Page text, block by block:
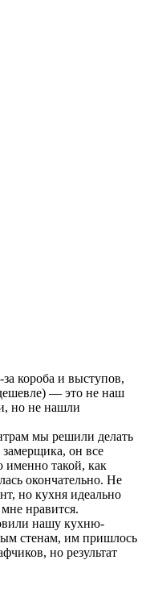
короба и выступов,
— это не наш
но не нашли
мы решили делать
он все
именно такой, как
окончательно. Не
но кухня идеально
нравится.
нашу кухню-
стенам, им пришлось
но результат